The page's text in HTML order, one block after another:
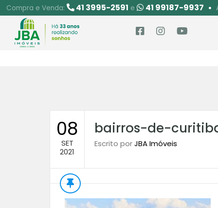
Compra e Venda: 41 3995-2591 e 41 99187-9937
08
SET
2021
bairros-de-
Escrito porJBA Imóveis